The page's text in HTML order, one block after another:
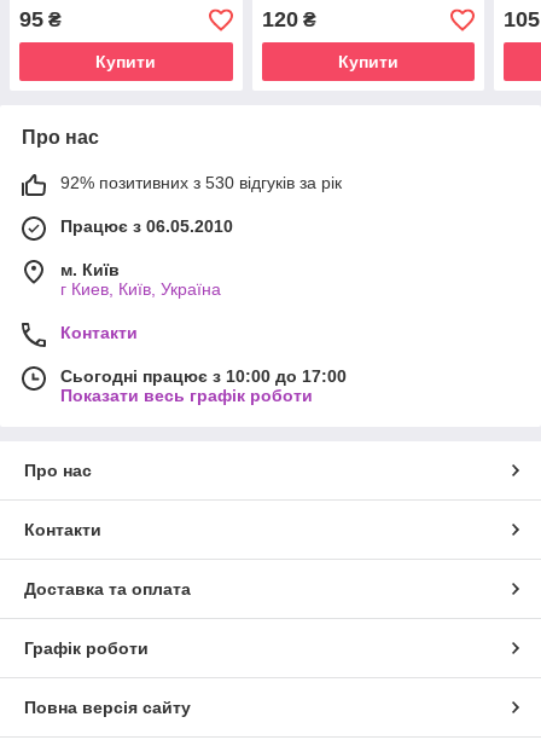
95 ₴
Купити
120₴
Купити
105
Про нас
92% позитивних з 530 відгуків за рік
Працює з 06.05.2010
м. Київ
г Киев, Київ, Україна
Контакти
Сьогодні працює з 10:00 до 17:00
Показати весь графік роботи
Про нас
Контакти
Доставка та оплата
Графік роботи
Повна версія сайту